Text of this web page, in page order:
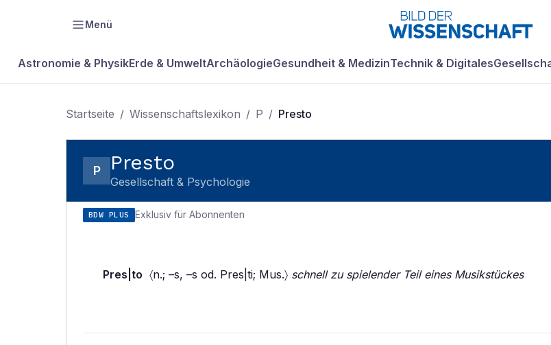
Menü
Astronomie & PhysikErde & UmweltArchäologieGesundheit & MedizinTechnik & Digitales
Startseite / Wissenschaftslexikon / P / Presto
P Presto
Gesellschaft & Psychologie
BDW PLUS Exklusiv für Abonnenten
Pres|to 〈n.; –s, –s od. Pres|ti; Mus.〉 schnell zu spielender Teil eines Musikstückes